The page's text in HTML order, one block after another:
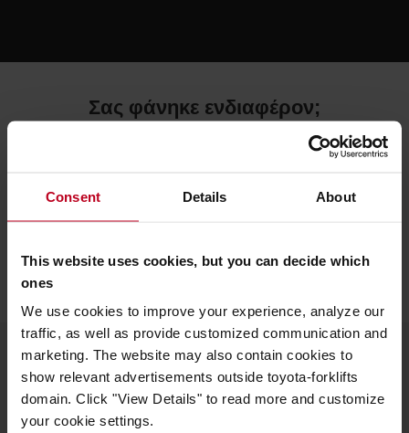
Consent Details About
This website uses cookies, but you can decide which
ones
We use cookies to improve your experience, analyze our
traffic, as well as provide customized communication and
marketing. The website may also contain cookies to
show relevant advertisements outside toyota-forklifts
domain. Click "View Details" to read more and customize
your cookie settings.
Σας φάνηκε ενδιαφέρον;
Μάθετε για το Logiconomi ή
περιεχομένου μας.
Πληροφορίες για την Toyota
Γιατί να αγοράσετε Toyota